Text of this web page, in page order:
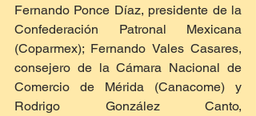
Fernando Ponce Díaz, presidente de la
Confederación Patronal Mexicana
(Coparmex); Fernando Vales Casares,
consejero de la Cámara Nacional de
Comercio de Mérida (Canacome) y
Rodrigo González Canto,